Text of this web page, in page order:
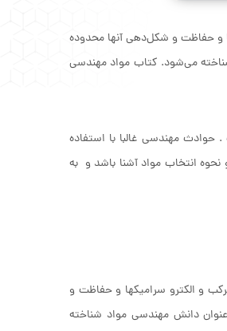
و حفاظت و شکل‌دهی آنها محدوده
می‌شود. کتاب مواد مهندسی
مهندسی غالبا با استفاده
انتخاب مواد آشنا باشد و به
و الکترو سرامیکها و حفاظت و
دانش مهندسی مواد شناخته